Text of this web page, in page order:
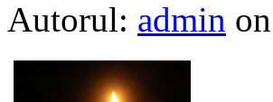
Autorul: admin